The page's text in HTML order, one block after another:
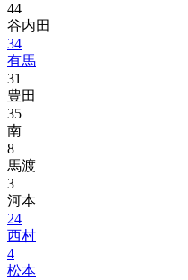
44
谷内田
34
有馬
31
豊田
35
南
8
馬渡
3
河本
24
西村
4
松本